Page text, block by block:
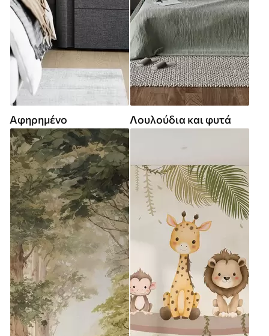
Αφηρημένο Λουλούδια και φυτά